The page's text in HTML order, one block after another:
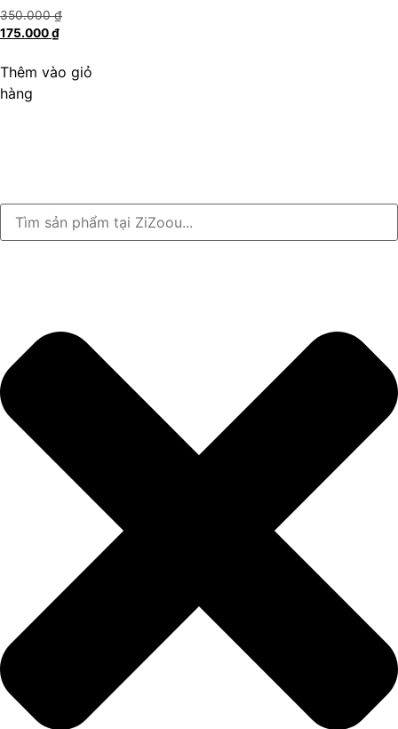
350.000₫
175.000₫
Thêm vào giỏ
hàng